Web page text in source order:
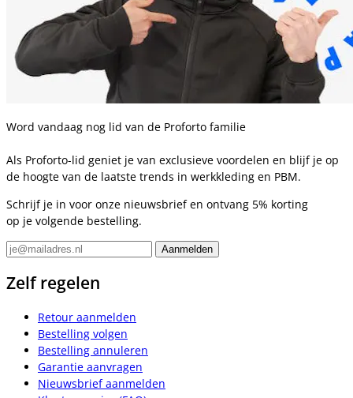
Word vandaag nog lid van de Proforto familie
Als Proforto-lid geniet je van exclusieve voordelen en blijf je op
de hoogte van de laatste trends in werkkleding en PBM.
Schrijf je in voor onze nieuwsbrief en ontvang 5% korting
op je volgende bestelling.
Zelf regelen
Retour aanmelden
Bestelling volgen
Bestelling annuleren
Garantie aanvragen
Nieuwsbrief aanmelden